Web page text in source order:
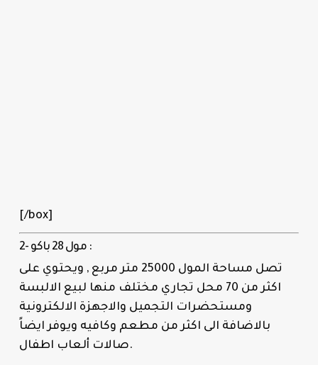
[/box]
2- مول 28 باكو :
تصل مساحة المول 25000 متر مربع , ويحتوي على
اكثر من 70 محل تجاري مختلف منها لبيع الالبسة
ومستحضرات التجميل والاجهزة الالكترونية
بالاضافة الى اكثر من مطعم وكافيه ويوفر ايضاً
صالات ألعاب اطفال.